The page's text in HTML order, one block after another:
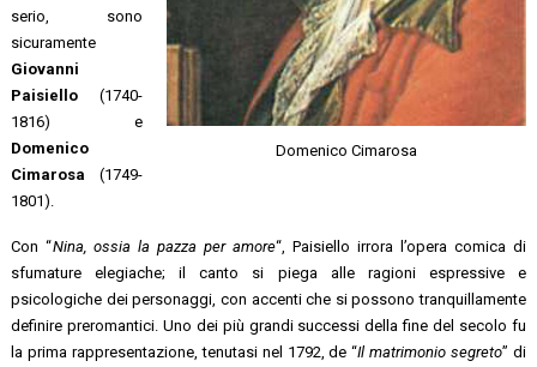
Domenico Cimarosa
serio, sono
sicuramente
Giovanni
Paisiello(1740-
1816) e
Domenico
Cimarosa(1749-
1801).
Con “Nina, ossia la pazza per amore“, Paisiello irrora l’opera comica di
sfumature elegiache; il canto si piega alle ragioni espressive e
psicologiche dei personaggi, con accenti che si possono tranquillamente
definire preromantici. Uno dei più grandi successi della fine del secolo fu
la prima rappresentazione, tenutasi nel 1792, de “Il matrimonio segreto” di